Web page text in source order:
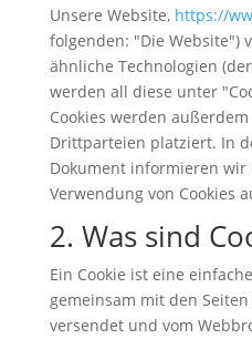
Unsere Website, https://
folgenden: "Die Website")
ähnliche Technologien
werden all diese unter
Cookies werden
Drittparteien platziert. In
Dokument informieren wir
Verwendung von Cookies
2. Was sind
Ein Cookie ist eine
gemeinsam mit den
versendet und vom